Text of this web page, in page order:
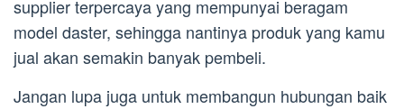
supplier terpercaya yang mempunyai beragam
model daster, sehingga nantinya produk yang kamu
jual akan semakin banyak pembeli.
Jangan lupa juga untuk membangun hubungan baik